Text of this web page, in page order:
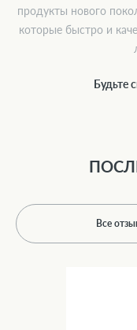
продукты нового
которые быстро и
Будьте
Все